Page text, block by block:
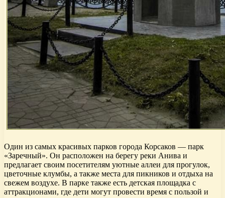
Один из самых красивых парков города Корсаков — парк
«Заречный». Он расположен на берегу реки Анива и
предлагает своим посетителям уютные аллеи для прогулок,
цветочные клумбы, а также места для пикников и отдыха на
свежем воздухе. В парке также есть детская площадка с
аттракционами, где дети могут провести время с пользой и